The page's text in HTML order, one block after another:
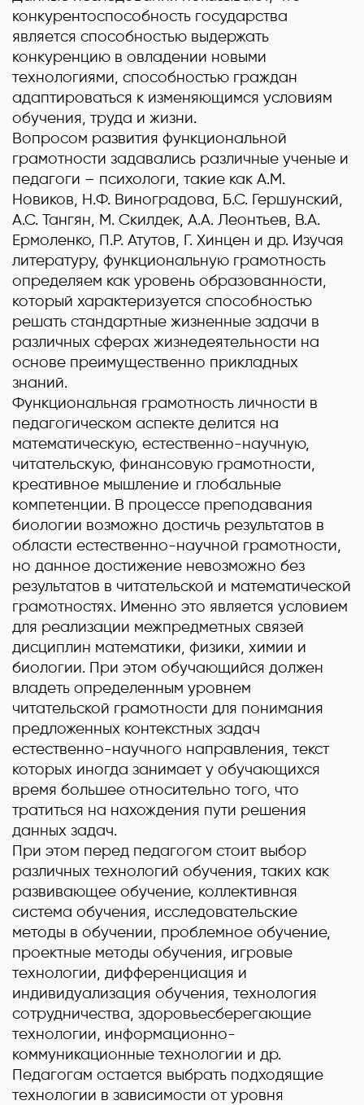
конкурентоспособность государства
является способностью выдержать
конкуренцию в овладении новыми
технологиями, способностью граждан
адаптироваться к изменяющимся условиям
обучения, труда и жизни.
Вопросом развития функциональной
грамотности задавались различные ученые и
педагоги – психологи, такие как А.М.
Новиков, Н.Ф. Виноградова, Б.С. Гершунский,
А.С. Тангян, М. Скилдек, А.А. Леонтьев, В.А.
Ермоленко, П.Р. Атутов, Г. Хинцен и др. Изучая
литературу, функциональную грамотность
определяем как уровень образованности,
который характеризуется способностью
решать стандартные жизненные задачи в
различных сферах жизнедеятельности на
основе преимущественно прикладных
знаний.
Функциональная грамотность личности в
педагогическом аспекте делится на
математическую, естественно-научную,
читательскую, финансовую грамотности,
креативное мышление и глобальные
компетенции. В процессе преподавания
биологии возможно достичь результатов в
области естественно-научной грамотности,
но данное достижение невозможно без
результатов в читательской и математической
грамотностях. Именно это является условием
для реализации межпредметных связей
дисциплин математики, физики, химии и
биологии. При этом обучающийся должен
владеть определенным уровнем
читательской грамотности для понимания
предложенных контекстных задач
естественно-научного направления, текст
которых иногда занимает у обучающихся
время большее относительно того, что
тратиться на нахождения пути решения
данных задач.
При этом перед педагогом стоит выбор
различных технологий обучения, таких как
развивающее обучение, коллективная
система обучения, исследовательские
методы в обучении, проблемное обучение,
проектные методы обучения, игровые
технологии, дифференциация и
индивидуализация обучения, технология
сотрудничества, здоровьесберегающие
технологии, информационно-
коммуникационные технологии и др.
Педагогам остается выбрать подходящие
технологии в зависимости от уровня